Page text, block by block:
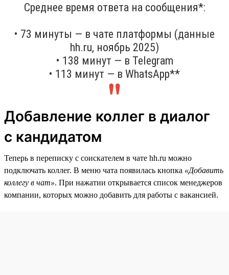
Среднее время ответа на сообщения*:
• 73 минуты — в чате платформы (данные
hh.ru, ноябрь 2025)
• 138 минут — в Telegram
• 113 минут — в WhatsApp**
Добавление коллег в диалог
с кандидатом
Теперь в переписку с соискателем в чате hh.ru можно
подключать коллег. В меню чата появилась кнопка «Добавить
коллегу в чат». При нажатии открывается список менеджеров
компании, которых можно добавить для работы с вакансией.